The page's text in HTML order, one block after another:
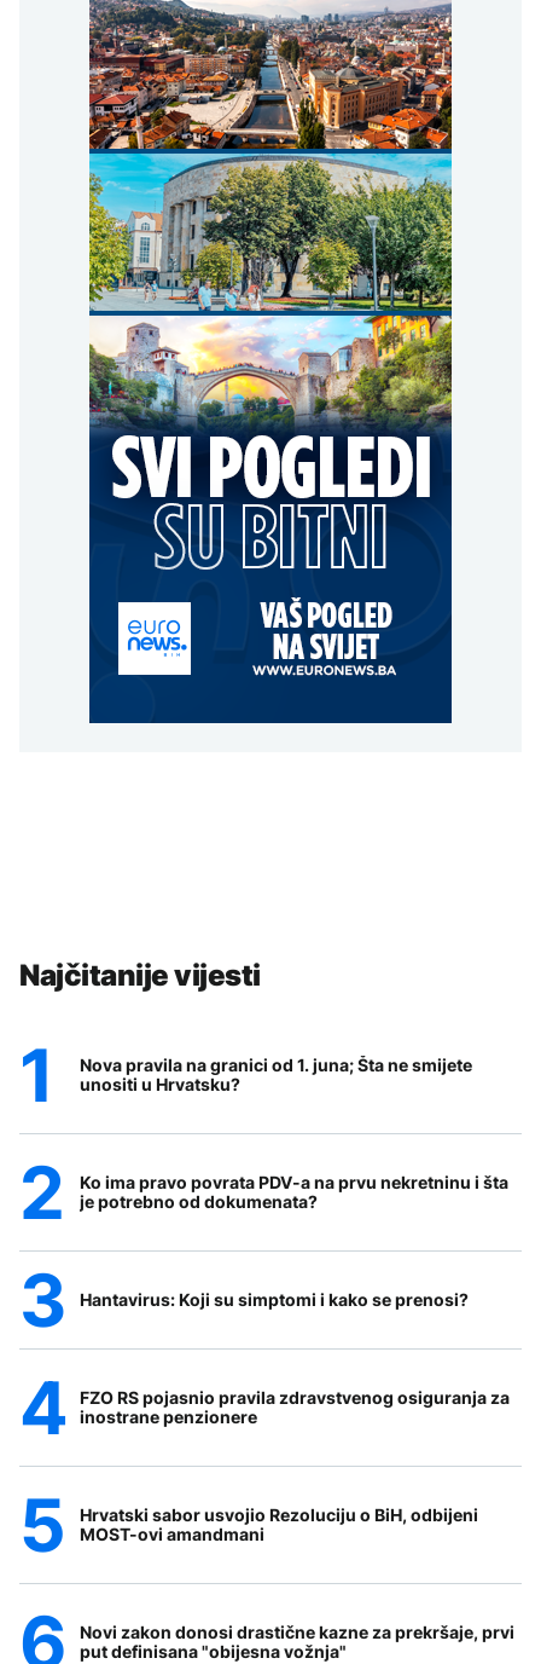
Najčitanije vijesti
Nova pravila na granici od 1. juna; Šta ne smijete
unositi u Hrvatsku?
Ko ima pravo povrata PDV-a na prvu nekretninu i šta
je potrebno od dokumenata?
Hantavirus: Koji su simptomi i kako se prenosi?
FZO RS pojasnio pravila zdravstvenog osiguranja za
inostrane penzionere
Hrvatski sabor usvojio Rezoluciju o BiH, odbijeni
MOST-ovi amandmani
Novi zakon donosi drastične kazne za prekršaje, prvi
put definisana "obijesna vožnja"